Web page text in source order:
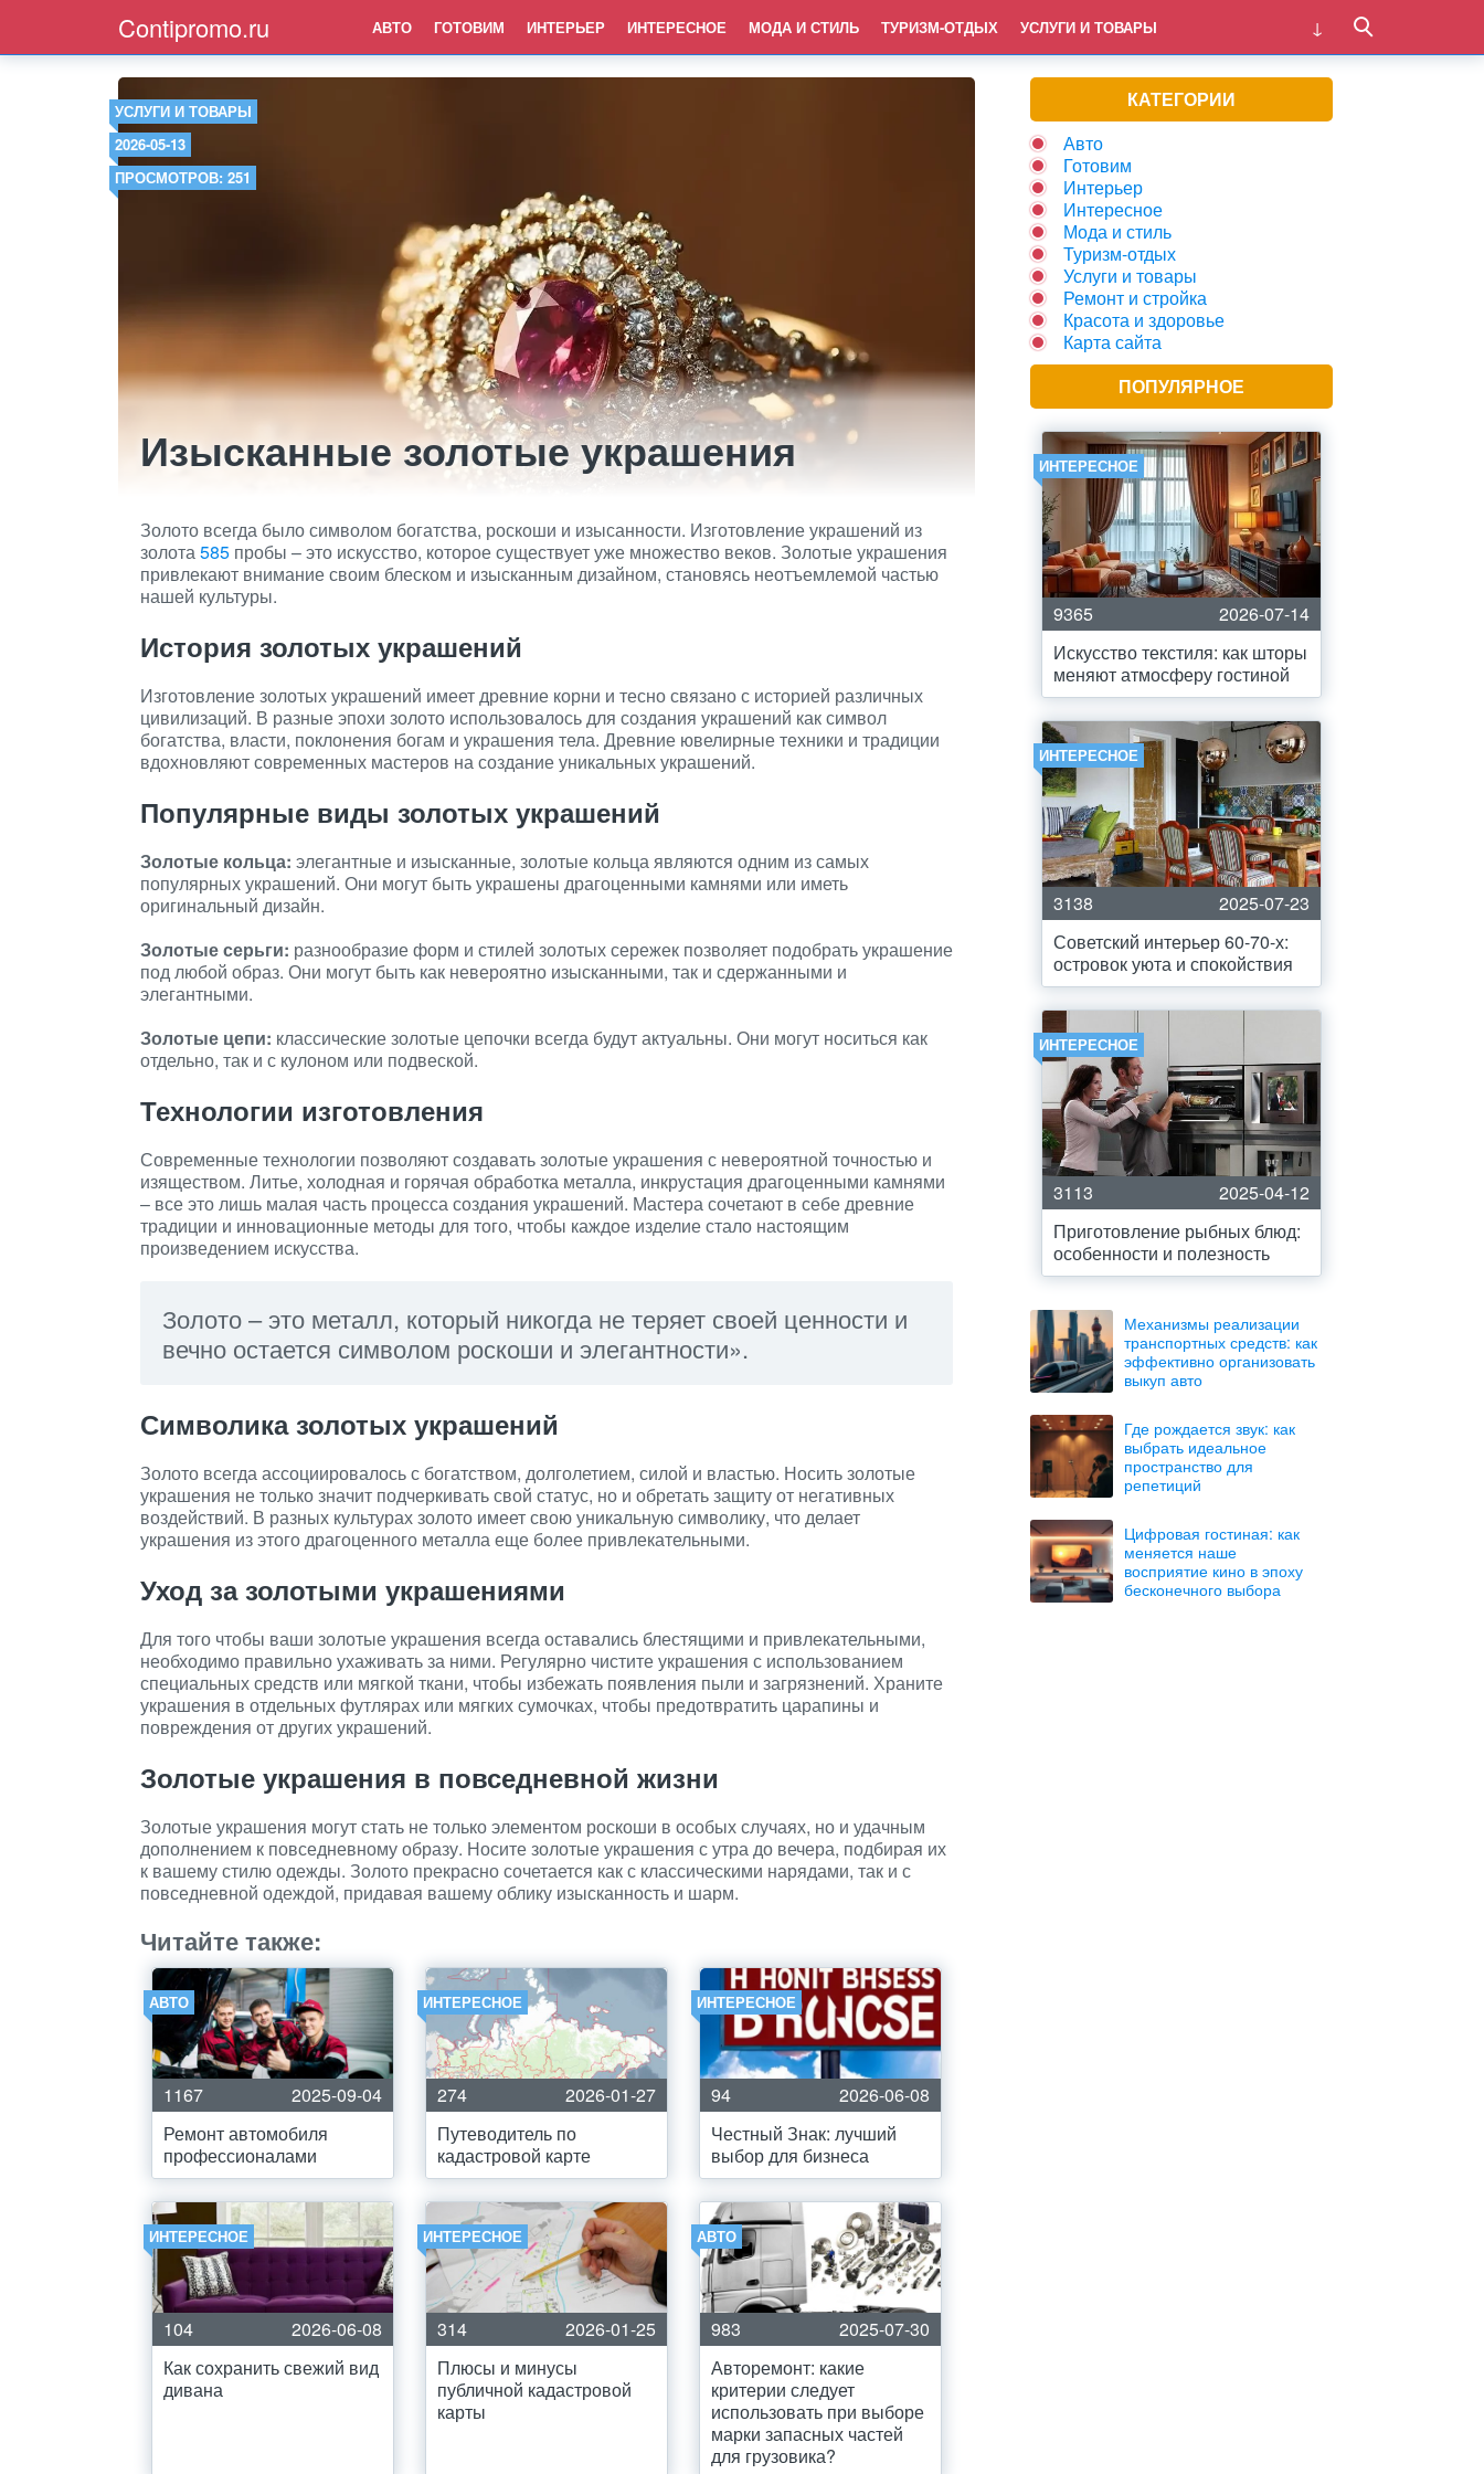
Contipromo.ru АВТО ГОТОВИМ ИНТЕРЬЕР ИНТЕРЕСНОЕ МОДА И СТИЛЬ ТУРИЗМ-ОТДЫХ УСЛУГИ И ТОВАРЫ
УСЛУГИ И ТОВАРЫ
2026-05-13
ПРОСМОТРОВ: 251
Изысканные золотые украшения
Золото всегда было символом богатства, роскоши и изысанности. Изготовление украшений из
золота585 пробы – это искусство, которое существует уже множество веков. Золотые украшения
привлекают внимание своим блеском и изысканным дизайном, становясь неотъемлемой частью
нашей культуры.
История золотых украшений
Изготовление золотых украшений имеет древние корни и тесно связано с историей различных
цивилизаций. В разные эпохи золото использовалось для создания украшений как символ
богатства, власти, поклонения богам и украшения тела. Древние ювелирные техники и традиции
вдохновляют современных мастеров на создание уникальных украшений.
Популярные виды золотых украшений
Золотые кольца: элегантные и изысканные, золотые кольца являются одним из самых
популярных украшений. Они могут быть украшены драгоценными камнями или иметь
оригинальный дизайн.
Золотые серьги: разнообразие форм и стилей золотых сережек позволяет подобрать украшение
под любой образ. Они могут быть как невероятно изысканными, так и сдержанными и
элегантными.
Золотые цепи: классические золотые цепочки всегда будут актуальны. Они могут носиться как
отдельно, так и с кулоном или подвеской.
Технологии изготовления
Современные технологии позволяют создавать золотые украшения с невероятной точностью и
изяществом. Литье, холодная и горячая обработка металла, инкрустация драгоценными камнями
– все это лишь малая часть процесса создания украшений. Мастера сочетают в себе древние
традиции и инновационные методы для того, чтобы каждое изделие стало настоящим
произведением искусства.
Золото – это металл, который никогда не теряет своей ценности и
вечно остается символом роскоши и элегантности».
Символика золотых украшений
Золото всегда ассоциировалось с богатством, долголетием, силой и властью. Носить золотые
украшения не только значит подчеркивать свой статус, но и обретать защиту от негативных
воздействий. В разных культурах золото имеет свою уникальную символику, что делает
украшения из этого драгоценного металла еще более привлекательными.
Уход за золотыми украшениями
Для того чтобы ваши золотые украшения всегда оставались блестящими и привлекательными,
необходимо правильно ухаживать за ними. Регулярно чистите украшения с использованием
специальных средств или мягкой ткани, чтобы избежать появления пыли и загрязнений. Храните
украшения в отдельных футлярах или мягких сумочках, чтобы предотвратить царапины и
повреждения от других украшений.
Золотые украшения в повседневной жизни
Золотые украшения могут стать не только элементом роскоши в особых случаях, но и удачным
дополнением к повседневному образу. Носите золотые украшения с утра до вечера, подбирая их
к вашему стилю одежды. Золото прекрасно сочетается как с классическими нарядами, так и с
повседневной одеждой, придавая вашему облику изысканность и шарм.
Читайте также:
АВТО
1167
2025-09-04
Ремонт автомобиля
профессионалами
ИНТЕРЕСНОЕ
274
2026-01-27
Путеводитель по
кадастровой карте
ИНТЕРЕСНОЕ
94
2026-06-08
Честный Знак: лучший
выбор для бизнеса
ИНТЕРЕСНОЕ
104
2026-06-08
Как сохранить свежий вид
дивана
ИНТЕРЕСНОЕ
314
2026-01-25
Плюсы и минусы
публичной кадастровой
карты
АВТО
983
2025-07-30
Авторемонт: какие
критерии следует
использовать при выборе
марки запасных частей
для грузовика?
КАТЕГОРИИ
Авто
Готовим
Интерьер
Интересное
Мода и стиль
Туризм-отдых
Услуги и товары
Ремонт и стройка
Красота и здоровье
Карта сайта
ПОПУЛЯРНОЕ
ИНТЕРЕСНОЕ
9365
2026-07-14
Искусство текстиля: как шторы
меняют атмосферу гостиной
ИНТЕРЕСНОЕ
3138
2025-07-23
Советский интерьер 60-70-х:
островок уюта и спокойствия
ИНТЕРЕСНОЕ
3113
2025-04-12
Приготовление рыбных блюд:
особенности и полезность
Механизмы реализации
транспортных средств: как
эффективно организовать
выкуп авто
Где рождается звук: как
выбрать идеальное
пространство для
репетиций
Цифровая гостиная: как
меняется наше
восприятие кино в эпоху
бесконечного выбора